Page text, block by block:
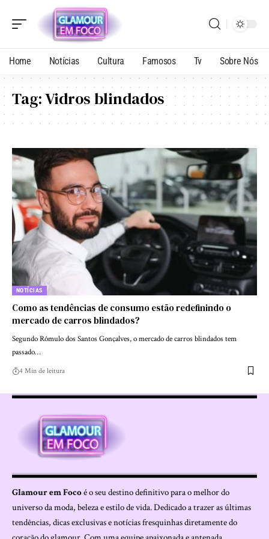
Home Notícias Cultura Famosos Tv Sobre Nós
Tag:Vidros blindados
NOTÍCIAS
Como as tendências de consumo estão redefinindo o
mercado de carros blindados?
Segundo Rômulo dos Santos Gonçalves, o mercado de carros blindados tem
passado…
4 Min de leitura
Glamour em Focoé o seu destino definitivo para o melhor do
universo da moda, beleza e estilo de vida. Dedicado a trazer as últimas
tendências, dicas exclusivas e notícias fresquinhas diretamente do